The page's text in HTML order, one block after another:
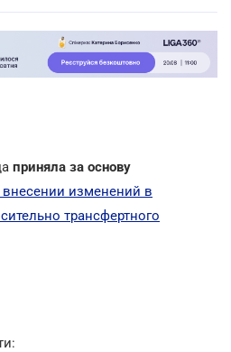
приняла за основу
изменений в
трансфертного